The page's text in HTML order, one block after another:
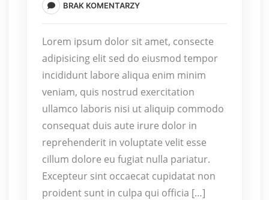
BRAK KOMENTARZY
Lorem ipsum dolor sit amet, consecte
adipisicing elit sed do eiusmod tempor
incididunt labore aliqua enim minim
veniam, quis nostrud exercitation
ullamco laboris nisi ut aliquip commodo
consequat duis aute irure dolor in
reprehenderit in voluptate velit esse
cillum dolore eu fugiat nulla pariatur.
Excepteur sint occaecat cupidatat non
proident sunt in culpa qui officia […]